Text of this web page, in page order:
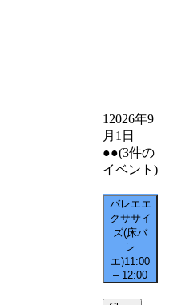
1 2026年9
月1日
●●(3件の
イベント)
バレエエ
クササイ
ズ(床バ
レ
エ)11:00
– 12:00